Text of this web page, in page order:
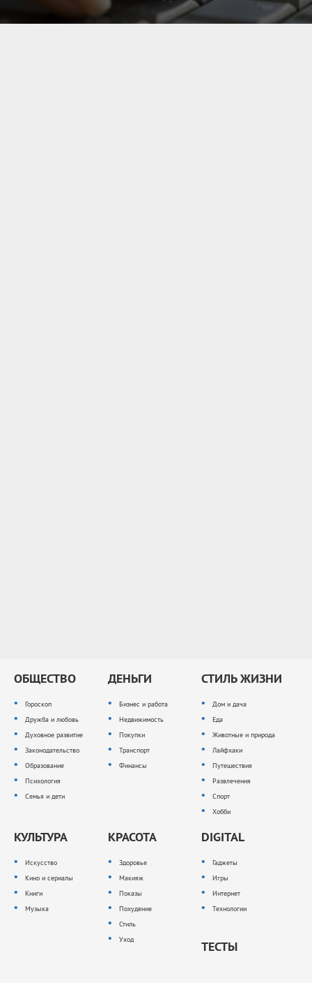
ОБЩЕСТВО
Гороскоп
Дружба и любовь
Духовное развитие
Законодательство
Образование
Психология
Семья и дети
ДЕНЬГИ
Бизнес и работа
Недвижимость
Покупки
Транспорт
Финансы
СТИЛЬ ЖИЗНИ
Дом и дача
Еда
Животные и природа
Лайфхаки
Путешествия
Развлечения
Спорт
Хобби
КУЛЬТУРА
Искусство
Кино и сериалы
Книги
Музыка
КРАСОТА
Здоровье
Макияж
Показы
Похудение
Стиль
Уход
DIGITAL
Гаджеты
Игры
Интернет
Технологии
ТЕСТЫ